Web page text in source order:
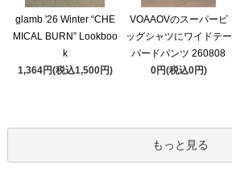
glamb '26 Winter “CHE
MICAL BURN” Lookboo
k
1,364円(税込1,500円)
VOAAOVのスーパービ
ッグシャツにワイドテー
パードパンツ 260808
0円(税込0円)
もっと見る